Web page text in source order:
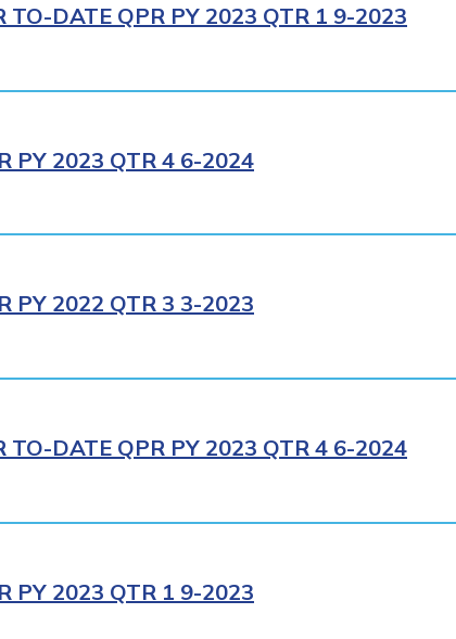
TO-DATE QPR PY 2023 QTR 1 9-2023
PY 2023 QTR 4 6-2024
PY 2022 QTR 3 3-2023
TO-DATE QPR PY 2023 QTR 4 6-2024
PY 2023 QTR 1 9-2023